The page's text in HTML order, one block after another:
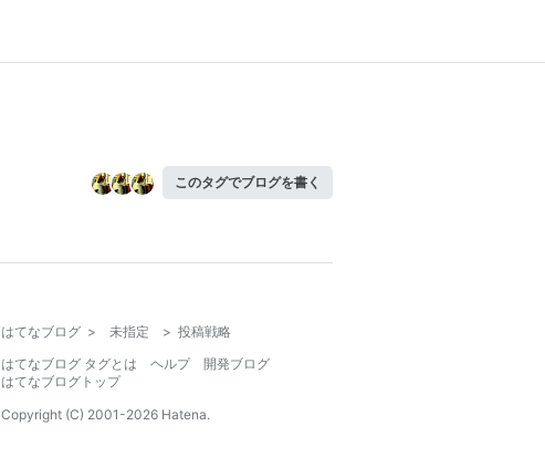
このタグでブログを書く
はてなブログ > 未指定 > 投稿戦略
はてなブログ タグとは
ヘルプ
開発ブログ
はてなブログトップ
Copyright (C) 2001-2026 Hatena.